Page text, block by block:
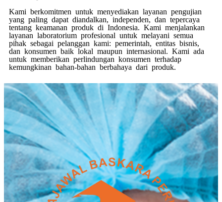
Kami berkomitmen untuk menyediakan layanan pengujian
yang paling dapat diandalkan, independen, dan tepercaya
tentang keamanan produk di Indonesia. Kami menjalankan
layanan laboratorium profesional untuk melayani semua
pihak sebagai pelanggan kami: pemerintah, entitas bisnis,
dan konsumen baik lokal maupun internasional. Kami ada
untuk memberikan perlindungan konsumen terhadap
kemungkinan bahan-bahan berbahaya dari produk.